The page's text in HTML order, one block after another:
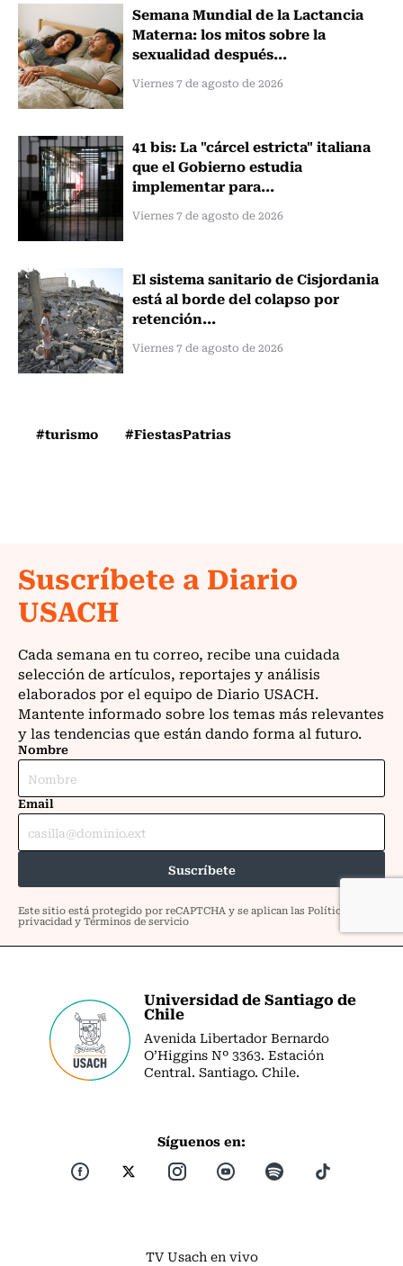
Semana Mundial de la Lactancia
Materna: los mitos sobre la
sexualidad después...
Viernes 7 de agosto de 2026
41 bis: La "cárcel estricta" italiana
que el Gobierno estudia
implementar para...
Viernes 7 de agosto de 2026
El sistema sanitario de Cisjordania
está al borde del colapso por
retención...
Viernes 7 de agosto de 2026
#turismo #FiestasPatrias
Universidad de Santiago de
Chile
Avenida Libertador Bernardo
O’Higgins Nº 3363. Estación
Central. Santiago. Chile.
Síguenos en:
TV Usach en vivo